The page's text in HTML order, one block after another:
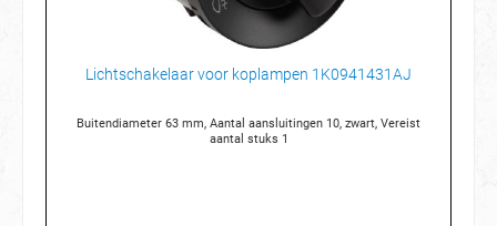
Lichtschakelaar voor koplampen 1K0941431AJ
Buitendiameter 63 mm, Aantal aansluitingen 10, zwart, Vereist
aantal stuks 1